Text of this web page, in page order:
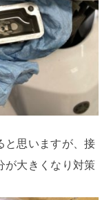
と思いますが、接
が大きくなり対策